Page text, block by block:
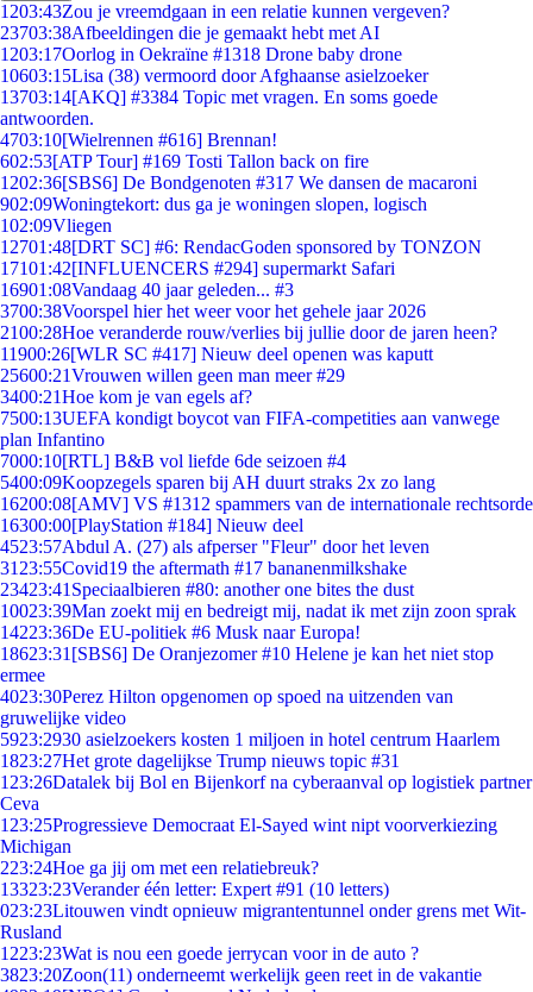
1203:43Zou je vreemdgaan in een relatie kunnen vergeven?
23703:38Afbeeldingen die je gemaakt hebt met AI
1203:17Oorlog in Oekraïne #1318 Drone baby drone
10603:15Lisa (38) vermoord door Afghaanse asielzoeker
13703:14[AKQ] #3384 Topic met vragen. En soms goede
antwoorden.
4703:10[Wielrennen #616] Brennan!
602:53[ATP Tour] #169 Tosti Tallon back on fire
1202:36[SBS6] De Bondgenoten #317 We dansen de macaroni
902:09Woningtekort: dus ga je woningen slopen, logisch
102:09Vliegen
12701:48[DRT SC] #6: RendacGoden sponsored by TONZON
17101:42[INFLUENCERS #294] supermarkt Safari
16901:08Vandaag 40 jaar geleden... #3
3700:38Voorspel hier het weer voor het gehele jaar 2026
2100:28Hoe veranderde rouw/verlies bij jullie door de jaren heen?
11900:26[WLR SC #417] Nieuw deel openen was kaputt
25600:21Vrouwen willen geen man meer #29
3400:21Hoe kom je van egels af?
7500:13UEFA kondigt boycot van FIFA-competities aan vanwege
plan Infantino
7000:10[RTL] B&B vol liefde 6de seizoen #4
5400:09Koopzegels sparen bij AH duurt straks 2x zo lang
16200:08[AMV] VS #1312 spammers van de internationale rechtsorde
16300:00[PlayStation #184] Nieuw deel
4523:57Abdul A. (27) als afperser "Fleur" door het leven
31 23:55Covid19 the aftermath #17 bananenmilkshake
23423:41 Speciaalbieren #80: another one bites the dust
10023:39Man zoekt mij en bedreigt mij, nadat ik met zijn zoon sprak
14223:36De EU-politiek #6 Musk naar Europa!
18623:31 [SBS6] De Oranjezomer #10 Helene je kan het niet stop
ermee
4023:30Perez Hilton opgenomen op spoed na uitzenden van
gruwelijke video
5923:2930 asielzoekers kosten 1 miljoen in hotel centrum Haarlem
1823:27Het grote dagelijkse Trump nieuws topic #31
1 23:26Datalek bij Bol en Bijenkorf na cyberaanval op logistiek partner
Ceva
1 23:25Progressieve Democraat El-Sayed wint nipt voorverkiezing
Michigan
223:24Hoe ga jij om met een relatiebreuk?
13323:23Verander één letter: Expert #91 (10 letters)
023:23Litouwen vindt opnieuw migrantentunnel onder grens met Wit-
Rusland
1223:23Wat is nou een goede jerrycan voor in de auto ?
3823:20Zoon(11) onderneemt werkelijk geen reet in de vakantie